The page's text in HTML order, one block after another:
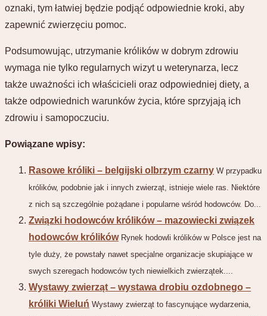
oznaki, tym łatwiej będzie podjąć odpowiednie kroki, aby
zapewnić zwierzęciu pomoc.
Podsumowując, utrzymanie królików w dobrym zdrowiu
wymaga nie tylko regularnych wizyt u weterynarza, lecz
także uważności ich właścicieli oraz odpowiedniej diety, a
także odpowiednich warunków życia, które sprzyjają ich
zdrowiu i samopoczuciu.
Powiązane wpisy:
Rasowe króliki – belgijski olbrzym czarny W przypadku
królików, podobnie jak i innych zwierząt, istnieje wiele ras. Niektóre
z nich są szczególnie pożądane i popularne wśród hodowców. Do...
Związki hodowców królików – mazowiecki związek
hodowców królików Rynek hodowli królików w Polsce jest na
tyle duży, że powstały nawet specjalne organizacje skupiające w
swych szeregach hodowców tych niewielkich zwierzątek....
Wystawy zwierząt – wystawa drobiu ozdobnego –
króliki Wieluń Wystawy zwierząt to fascynujące wydarzenia,